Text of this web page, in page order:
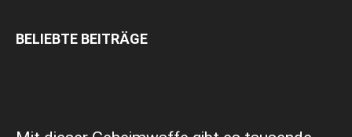
BELIEBTE BEITRÄGE